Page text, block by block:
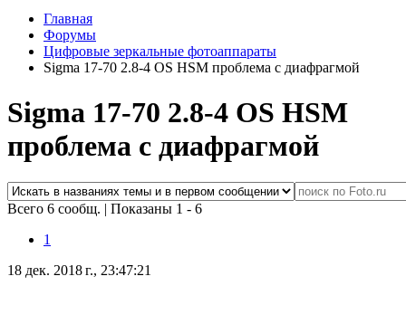
Главная
Форумы
Цифровые зеркальные фотоаппараты
Sigma 17-70 2.8-4 OS HSM проблема с диафрагмой
Sigma 17-70 2.8-4 OS HSM
проблема с диафрагмой
Всего 6 сообщ. | Показаны 1 - 6
1
18 дек. 2018 г., 23:47:21